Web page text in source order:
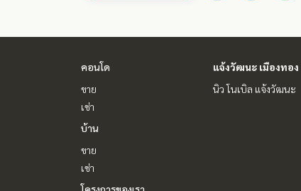
คอนโด
ขาย
เช่า
บ้าน
ขาย
เช่า
แจ้งวัฒนะ เมืองทอง
นิว โนเบิล แจ้งวัฒนะ